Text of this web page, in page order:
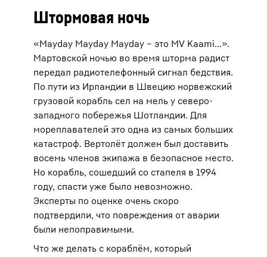
Штормовая ночь
«Mayday Mayday Mayday – это MV Kaami…».
Мартовской ночью во время шторма радист
передал радиотелефонный сигнал бедствия.
По пути из Ирландии в Швецию норвежский
грузовой корабль сел на мель у северо-
западного побережья Шотландии. Для
мореплавателей это одна из самых больших
катастроф. Вертолёт должен был доставить
восемь членов экипажа в безопасное место.
Но корабль, сошедший со стапеля в 1994
году, спасти уже было невозможно.
Эксперты по оценке очень скоро
подтвердили, что повреждения от аварии
были непоправимыми.
Что же делать с кораблём, который